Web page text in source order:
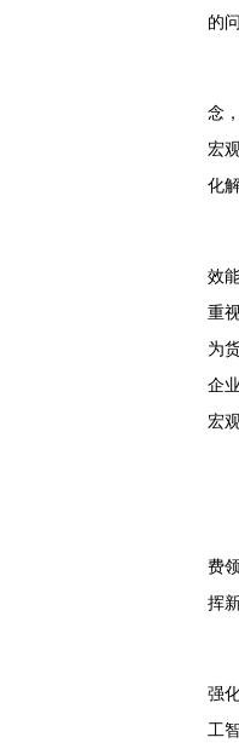
的
念
宏
化
效
重
为
企
宏
费
挥
强
工